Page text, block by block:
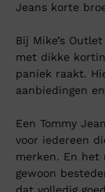
Jeans korte
Bij Mike’s
met dikke
paniek raakt.
aanbiedingen
Een Tommy
voor iedereen
merken. En het
gewoon